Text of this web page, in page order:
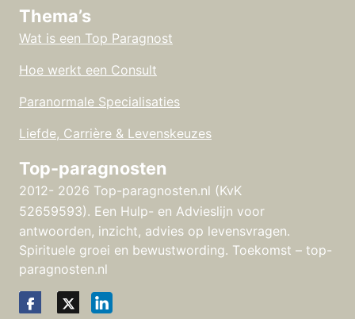
Thema’s
Wat is een Top Paragnost
Hoe werkt een Consult
Paranormale Specialisaties
Liefde, Carrière & Levenskeuzes
Top-paragnosten
2012- 2026 Top-paragnosten.nl (KvK
52659593). Een Hulp- en Advieslijn voor
antwoorden, inzicht, advies op levensvragen.
Spirituele groei en bewustwording. Toekomst – top-
paragnosten.nl